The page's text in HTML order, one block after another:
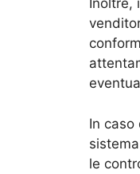
Inoltre,
In caso
le